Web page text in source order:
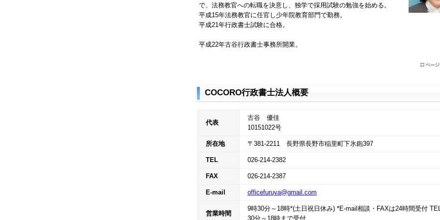
で、法務教官への転職を決意し、独学で採用試験の勉強を始める。
平成15年法務教官に任官し少年院教育部門で勤務。
平成21年行政書士試験に合格。
平成22年古谷行政書士事務所開業。
COCORO行政書士法人概要
代表
古谷 優佳
10151022号
所在地 〒381-2211 長野県長野市稲里町下氷鉋397
TEL 026-214-2382
FAX 026-214-2387
E-mail officefuruya@gmail.com
営業時間
9時30分～18時*(土日祝日休み) *E-mail相談・FAXは24時間受付
30分～18時まで受付